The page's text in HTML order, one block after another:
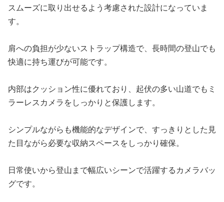
スムーズに取り出せるよう考慮された設計になっていま
す。
肩への負担が少ないストラップ構造で、長時間の登山でも
快適に持ち運びが可能です。
内部はクッション性に優れており、起伏の多い山道でもミ
ラーレスカメラをしっかりと保護します。
シンプルながらも機能的なデザインで、すっきりとした見
た目ながら必要な収納スペースをしっかり確保。
日常使いから登山まで幅広いシーンで活躍するカメラバッ
グです。